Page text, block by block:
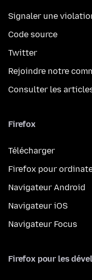
Signaler une
Code source
Twitter
Rejoindre notre
Consulter les
Firefox
Télécharger
Firefox pour
Navigateur Android
Navigateur iOS
Navigateur Focus
Firefox pour les